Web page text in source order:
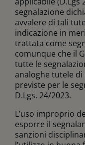
segnalazione
avvalere di tali
indicazione in
trattata come
comunque che il
tutte le
analoghe tutele
previste per le
D.Lgs. 24/2023.
L’uso improprio
esporre il
sanzioni